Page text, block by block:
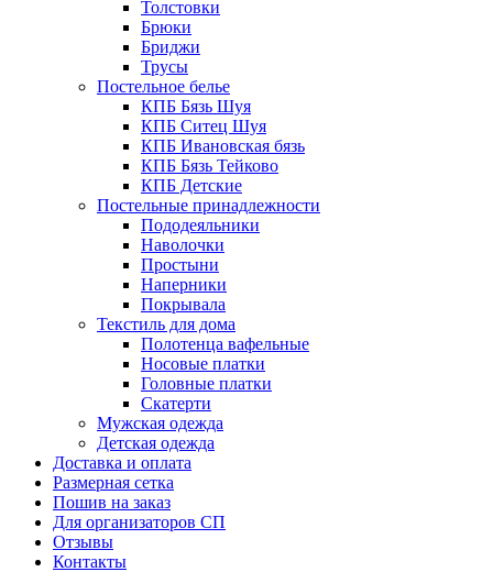
Толстовки
Брюки
Бриджи
Трусы
Постельное белье
КПБ Бязь Шуя
КПБ Ситец Шуя
КПБ Ивановская бязь
КПБ Бязь Тейково
КПБ Детские
Постельные принадлежности
Пододеяльники
Наволочки
Простыни
Наперники
Покрывала
Текстиль для дома
Полотенца вафельные
Носовые платки
Головные платки
Скатерти
Мужская одежда
Детская одежда
Доставка и оплата
Размерная сетка
Пошив на заказ
Для организаторов СП
Отзывы
Контакты